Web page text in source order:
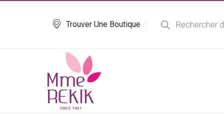
Trouver Une Boutique
produits